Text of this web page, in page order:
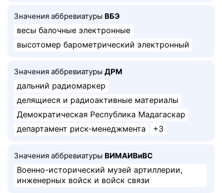
Значения аббревиатуры ВБЭ
весы балочные электронные
высотомер барометрический электронный
Значения аббревиатуры ДРМ
дальний радиомаркер
делящиеся и радиоактивные материалы
Демократическая Республика Мадагаскар
департамент риск-менеджмента
+3
Значения аббревиатуры ВИМАИВиВС
Военно-исторический музей артиллерии,
инженерных войск и войск связи